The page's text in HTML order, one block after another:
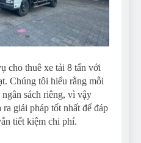
cho thuê xe tải 8 tấn với
Chúng tôi hiểu rằng mỗi
sách riêng, vì vậy
giải pháp tốt nhất để đáp
tiết kiệm chi phí.